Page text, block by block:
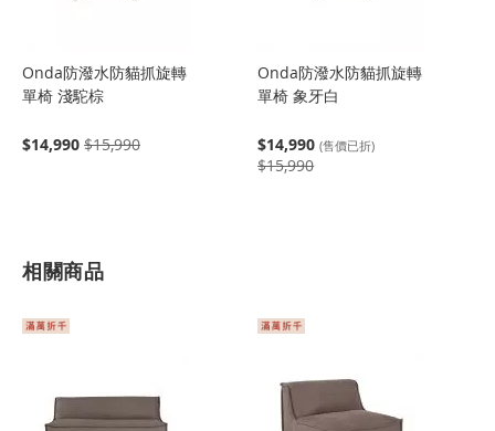
Onda防潑水防貓抓旋轉
單椅 淺駝棕
$14,990 $15,990
Onda防潑水防貓抓旋轉
單椅 象牙白
$14,990 (售價已折)
$15,990
相關商品